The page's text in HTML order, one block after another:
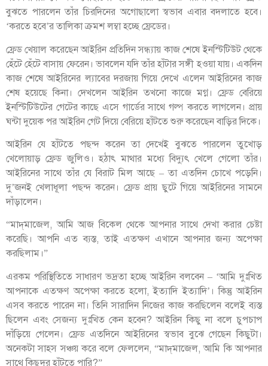
বুঝতে পারলেন তাঁর চিরদিনের অগোছালো স্বভাব এবার বদলাতে হবে।
‘করতে হবে’র তালিকা ক্রমশ লম্বা হচ্ছে ফ্রেডের।
ফ্রেড খেয়াল করেছেন আইরিন প্রতিদিন সন্ধ্যায় কাজ শেষে ইনস্টিটিউট থেকে
হেঁটে হেঁটে বাসায় ফেরেন। ভাবলেন যদি তাঁর হাঁটার সঙ্গী হওয়া যায়। একদিন
কাজ শেষে আইরিনের ল্যাবের দরজায় গিয়ে দেখে এলেন আইরিনের কাজ
শেষ হয়েছে কিনা। দেখলেন আইরিন তখনো কাজে মগ্ন। ফ্রেড বেরিয়ে
ইনস্টিটিউটের গেটের কাছে এসে গার্ডের সাথে গল্প করতে লাগলেন। প্রায়
ঘন্টা দুয়েক পর আইরিন গেট দিয়ে বেরিয়ে হাঁটতে শুরু করেছেন বাড়ির দিকে।
আইরিন যে হাঁটতে পছন্দ করেন তা দেখেই বুঝতে পারলেন তুখোড়
খেলোয়াড় ফ্রেড জুলিও। হঠাৎ মাথার মধ্যে বিদ্যুৎ খেলে গেলো তাঁর।
আইরিনের সাথে তাঁর যে বিরাট মিল আছে – তা এতদিন চোখে পড়েনি।
দু’জনই খেলাধূলা পছন্দ করেন। ফ্রেড প্রায় ছুটে গিয়ে আইরিনের সামনে
দাঁড়ালেন।
“মাদ্‌মাজেল, আমি আজ বিকেল থেকে আপনার সাথে দেখা করার চেষ্টা
করেছি। আপনি এত ব্যস্ত, তাই এতক্ষণ এখানে আপনার জন্য অপেক্ষা
করছিলাম।”
এরকম পরিস্থিতিতে সাধারণ ভদ্রতা হচ্ছে আইরিন বলবেন – ‘আমি দুঃখিত
আপনাকে এতক্ষণ অপেক্ষা করতে হলো, ইত্যাদি ইত্যাদি’। কিন্তু আইরিন
এসব করতে পারেন না। তিনি সারাদিন নিজের কাজ করছিলেন বলেই ব্যস্ত
ছিলেন এবং সেজন্য দুঃখিত কেন হবেন? আইরিন কিছু না বলে চুপচাপ
দাঁড়িয়ে গেলেন। ফ্রেড এতদিনে আইরিনের স্বভাব বুঝে গেছেন কিছুটা।
অনেকটা সাহস সঞ্চয় করে বলে ফেললেন, “মাদ্‌মাজেল, আমি কি আপনার
সাথে কিছুদূর হাঁটতে পারি?”